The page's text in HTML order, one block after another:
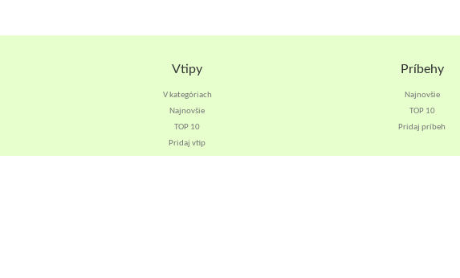
Vtipy
V kategóriach
Najnovšie
TOP 10
Pridaj vtip
Príbehy
Najnovšie
TOP 10
Pridaj príbeh